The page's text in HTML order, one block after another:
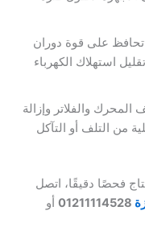
تحافظ على قوة دوران
استهلاك الكهرباء
المحرك والفلاتر وإزالة
من التلف أو التآكل
فحصًا دقيقًا، اتصل
أو